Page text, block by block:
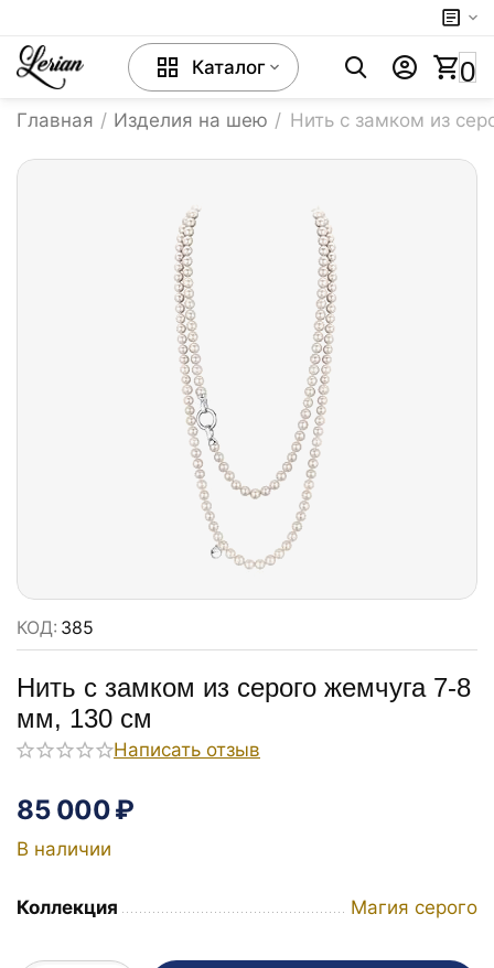
Каталог 0
Главная / Изделия на шею / Нить с замком из
КОД: 385
Нить с замком из серого жемчуга 7-8
мм, 130 см
Написать отзыв
85 000₽
В наличии
Коллекция Магия серого